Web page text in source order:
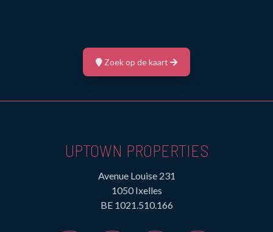
Zoek op de kaart
UPTOWN PROPERTIES
Avenue Louise 231
1050 Ixelles
BE 1021.510.166